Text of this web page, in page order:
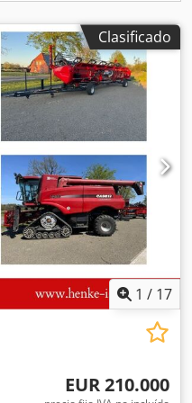
Clasificado
1 / 17
EUR 210.000